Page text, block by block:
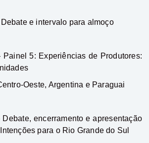
e intervalo para almoço
Painel 5: Experiências de Produtores:
Oeste, Argentina e Paraguai
encerramento e apresentação
para o Rio Grande do Sul